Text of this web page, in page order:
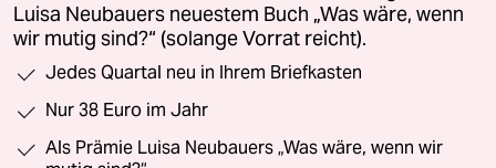
Luisa Neubauers neuestem Buch „Was wäre, wenn
wir mutig sind?“ (solange Vorrat reicht).
Jedes Quartal neu in Ihrem Briefkasten
Nur 38 Euro im Jahr
Als Prämie Luisa Neubauers „Was wäre, wenn wir